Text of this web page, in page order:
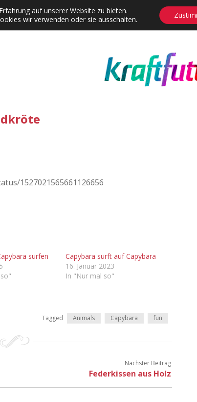
Contact Adventskalender Dropdown-Menü öffnen
1527021565661126656
surfen
Capybara surft auf Capybara
16. Januar 2023
In "Nur mal so"
Tagged Animals Capybara fun
Nächster Beitrag
Federkissen aus Holz
auf unserer Website zu bieten.
wir verwenden oder sie ausschalten.